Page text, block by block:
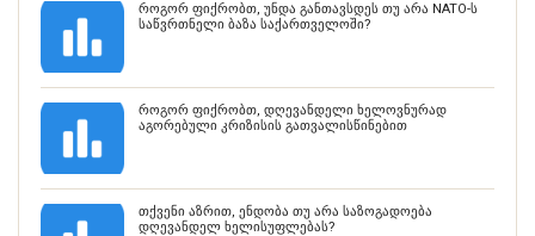
როგორ ფიქრობთ, უნდა განთავსდეს თუ არა NATO-ს
საწვრთნელი ბაზა საქართველოში?
როგორ ფიქრობთ, დღევანდელი ხელოვნურად
აგორებული კრიზისის გათვალისწინებით
თქვენი აზრით, ენდობა თუ არა საზოგადოება
დღევანდელ ხელისუფლებას?